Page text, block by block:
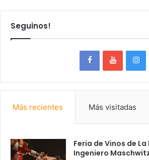
Seguinos!
Más recientes Más visitadas
Feria de Vinos de
Ingeniero